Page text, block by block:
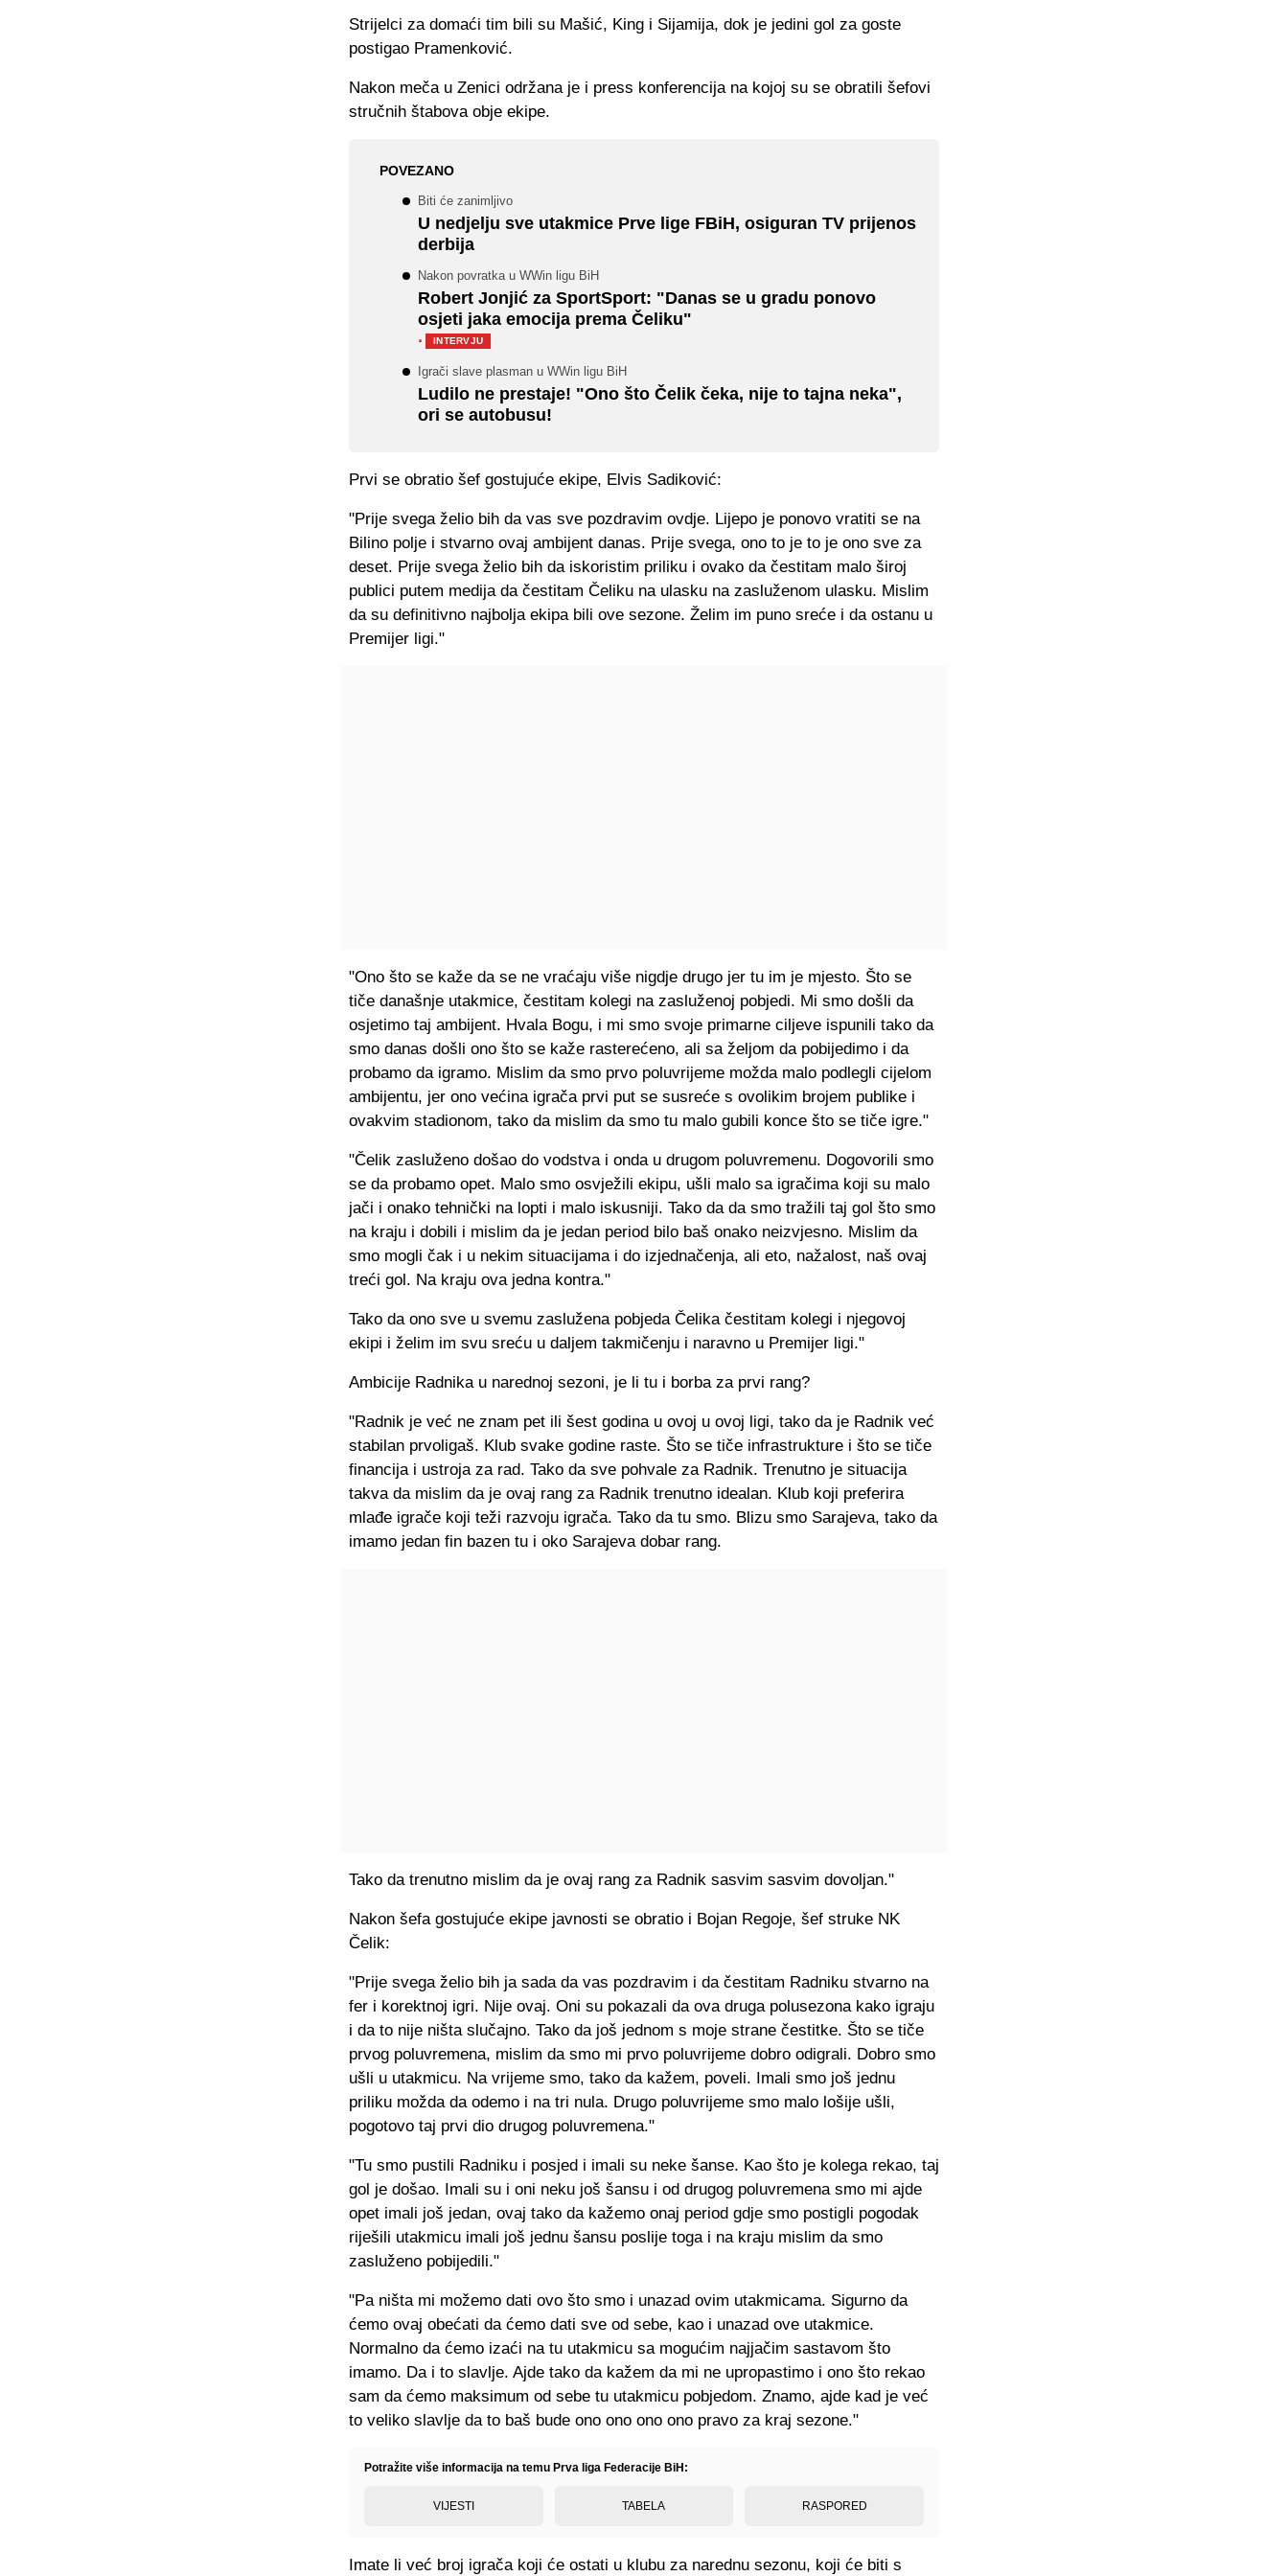
Strijelci za domaći tim bili su Mašić, King i Sijamija, dok je jedini gol za goste
postigao Pramenković.
Nakon meča u Zenici održana je i press konferencija na kojoj su se obratili šefovi
stručnih štabova obje ekipe.
POVEZANO
Biti će zanimljivo
U nedjelju sve utakmice Prve lige FBiH, osiguran TV prijenos
derbija
Nakon povratka u WWin ligu BiH
Robert Jonjić za SportSport: "Danas se u gradu ponovo
osjeti jaka emocija prema Čeliku"
·
INTERVJU
Igrači slave plasman u WWin ligu BiH
Ludilo ne prestaje! "Ono što Čelik čeka, nije to tajna neka",
ori se autobusu!
Prvi se obratio šef gostujuće ekipe, Elvis Sadiković:
"Prije svega želio bih da vas sve pozdravim ovdje. Lijepo je ponovo vratiti se na
Bilino polje i stvarno ovaj ambijent danas. Prije svega, ono to je to je ono sve za
deset. Prije svega želio bih da iskoristim priliku i ovako da čestitam malo široj
publici putem medija da čestitam Čeliku na ulasku na zasluženom ulasku. Mislim
da su definitivno najbolja ekipa bili ove sezone. Želim im puno sreće i da ostanu u
Premijer ligi."
"Ono što se kaže da se ne vraćaju više nigdje drugo jer tu im je mjesto. Što se
tiče današnje utakmice, čestitam kolegi na zasluženoj pobjedi. Mi smo došli da
osjetimo taj ambijent. Hvala Bogu, i mi smo svoje primarne ciljeve ispunili tako da
smo danas došli ono što se kaže rasterećeno, ali sa željom da pobijedimo i da
probamo da igramo. Mislim da smo prvo poluvrijeme možda malo podlegli cijelom
ambijentu, jer ono većina igrača prvi put se susreće s ovolikim brojem publike i
ovakvim stadionom, tako da mislim da smo tu malo gubili konce što se tiče igre."
"Čelik zasluženo došao do vodstva i onda u drugom poluvremenu. Dogovorili smo
se da probamo opet. Malo smo osvježili ekipu, ušli malo sa igračima koji su malo
jači i onako tehnički na lopti i malo iskusniji. Tako da da smo tražili taj gol što smo
na kraju i dobili i mislim da je jedan period bilo baš onako neizvjesno. Mislim da
smo mogli čak i u nekim situacijama i do izjednačenja, ali eto, nažalost, naš ovaj
treći gol. Na kraju ova jedna kontra."
Tako da ono sve u svemu zaslužena pobjeda Čelika čestitam kolegi i njegovoj
ekipi i želim im svu sreću u daljem takmičenju i naravno u Premijer ligi."
Ambicije Radnika u narednoj sezoni, je li tu i borba za prvi rang?
"Radnik je već ne znam pet ili šest godina u ovoj u ovoj ligi, tako da je Radnik već
stabilan prvoligaš. Klub svake godine raste. Što se tiče infrastrukture i što se tiče
financija i ustroja za rad. Tako da sve pohvale za Radnik. Trenutno je situacija
takva da mislim da je ovaj rang za Radnik trenutno idealan. Klub koji preferira
mlađe igrače koji teži razvoju igrača. Tako da tu smo. Blizu smo Sarajeva, tako da
imamo jedan fin bazen tu i oko Sarajeva dobar rang.
Tako da trenutno mislim da je ovaj rang za Radnik sasvim sasvim dovoljan."
Nakon šefa gostujuće ekipe javnosti se obratio i Bojan Regoje, šef struke NK
Čelik:
"Prije svega želio bih ja sada da vas pozdravim i da čestitam Radniku stvarno na
fer i korektnoj igri. Nije ovaj. Oni su pokazali da ova druga polusezona kako igraju
i da to nije ništa slučajno. Tako da još jednom s moje strane čestitke. Što se tiče
prvog poluvremena, mislim da smo mi prvo poluvrijeme dobro odigrali. Dobro smo
ušli u utakmicu. Na vrijeme smo, tako da kažem, poveli. Imali smo još jednu
priliku možda da odemo i na tri nula. Drugo poluvrijeme smo malo lošije ušli,
pogotovo taj prvi dio drugog poluvremena."
"Tu smo pustili Radniku i posjed i imali su neke šanse. Kao što je kolega rekao, taj
gol je došao. Imali su i oni neku još šansu i od drugog poluvremena smo mi ajde
opet imali još jedan, ovaj tako da kažemo onaj period gdje smo postigli pogodak
riješili utakmicu imali još jednu šansu poslije toga i na kraju mislim da smo
zasluženo pobijedili."
"Pa ništa mi možemo dati ovo što smo i unazad ovim utakmicama. Sigurno da
ćemo ovaj obećati da ćemo dati sve od sebe, kao i unazad ove utakmice.
Normalno da ćemo izaći na tu utakmicu sa mogućim najjačim sastavom što
imamo. Da i to slavlje. Ajde tako da kažem da mi ne upropastimo i ono što rekao
sam da ćemo maksimum od sebe tu utakmicu pobjedom. Znamo, ajde kad je već
to veliko slavlje da to baš bude ono ono ono ono pravo za kraj sezone."
Potražite više informacija na temu Prva liga Federacije BiH:
VIJESTI TABELA RASPORED
Imate li već broj igrača koji će ostati u klubu za narednu sezonu, koji će biti s